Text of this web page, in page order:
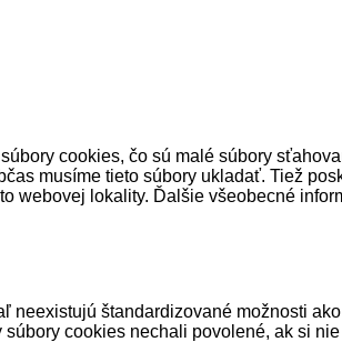
cookies, čo sú malé súbory
musíme tieto súbory ukladať. Tiež
webovej lokality. Ďalšie všeobecné
štandardizované možnosti
cookies nechali povolené, ak si